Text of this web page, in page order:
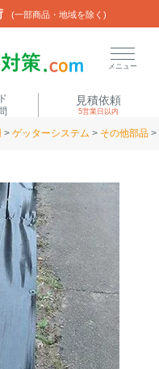
(一部商品・地域を除く)
メニュー
見積依頼
5営業日以内
ゲッターシステム その他部品
部商品・地域を除く)
ノシッシ
ト2300
ぶ
箱わな（アライグマ・ハ
クビシン・ネズミ等）